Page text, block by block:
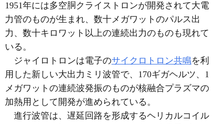
1951年には多空胴クライストロンが開発されて大電
力管のものが生まれ、数十メガワットのパルス出
力、数十キロワット以上の連続出力のものも現れて
いる。
ジャイロトロンは電子のサイクロトロン共鳴を利
用した新しい大出力ミリ波管で、170ギガヘルツ、1
メガワットの連続波発振のものが核融合プラズマの
加熱用として開発が進められている。
進行波管は、遅延回路を形成するヘリカルコイル